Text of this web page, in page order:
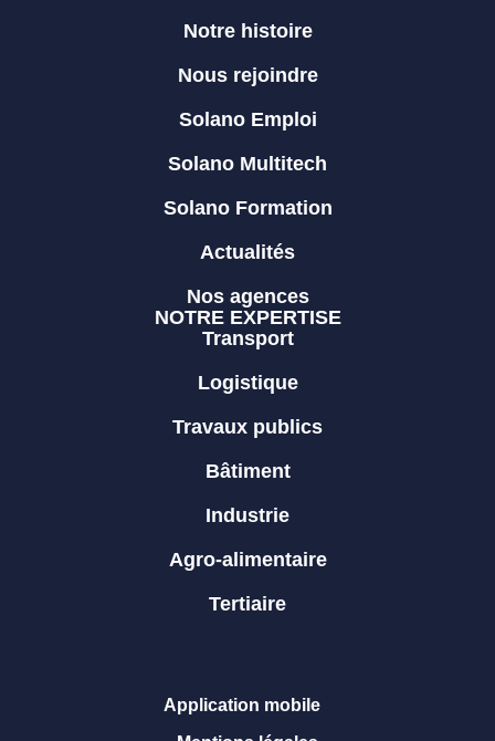
Notre histoire
Nous rejoindre
Solano Emploi
Solano Multitech
Solano Formation
Actualités
Nos agences
NOTRE EXPERTISE
Transport
Logistique
Travaux publics
Bâtiment
Industrie
Agro-alimentaire
Tertiaire
Application mobile